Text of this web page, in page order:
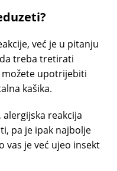
već je u pitanju
treba tretirati
upotrijebiti
kašika.
reakcija
pa je ipak najbolje
vas je već ujeo insekt